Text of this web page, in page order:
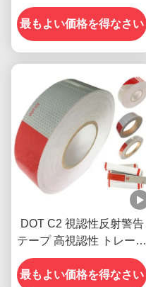
外用
最もよい価格を得なさい
DOT C2 視認性反射警告
テープ 高視認性 トレーラ
ー用
最もよい価格を得なさい